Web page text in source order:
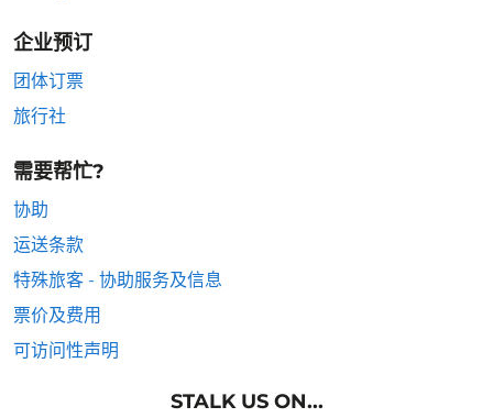
企业预订
团体订票
旅行社
需要帮忙?
协助
运送条款
特殊旅客 - 协助服务及信息
票价及费用
可访问性声明
STALK US ON...